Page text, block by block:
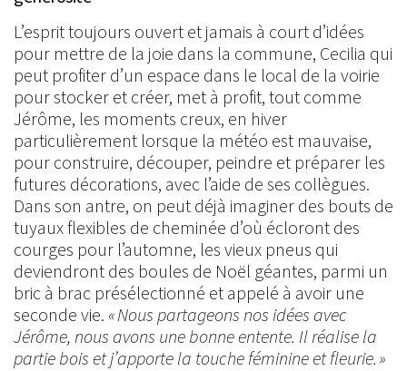
L’esprit toujours ouvert et jamais à court d’idées
pour mettre de la joie dans la commune, Cecilia qui
peut profiter d’un espace dans le local de la voirie
pour stocker et créer, met à profit, tout comme
Jérôme, les moments creux, en hiver
particulièrement lorsque la météo est mauvaise,
pour construire, découper, peindre et préparer les
futures décorations, avec l’aide de ses collègues.
Dans son antre, on peut déjà imaginer des bouts de
tuyaux flexibles de cheminée d’où écloront des
courges pour l’automne, les vieux pneus qui
deviendront des boules de Noël géantes, parmi un
bric à brac présélectionné et appelé à avoir une
seconde vie. « Nous partageons nos idées avec
Jérôme, nous avons une bonne entente. Il réalise la
partie bois et j’apporte la touche féminine et fleurie. »